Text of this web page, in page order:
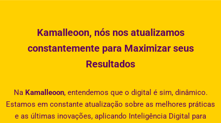
Kamalleoon, nós nos atualizamos
constantemente para Maximizar seus
Resultados
Na Kamalleoon, entendemos que o digital é sim, dinâmico.
Estamos em constante atualização sobre as melhores práticas
e as últimas inovações, aplicando Inteligência Digital para